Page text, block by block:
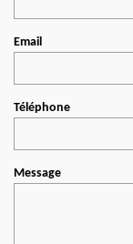
Email
Téléphone
Message